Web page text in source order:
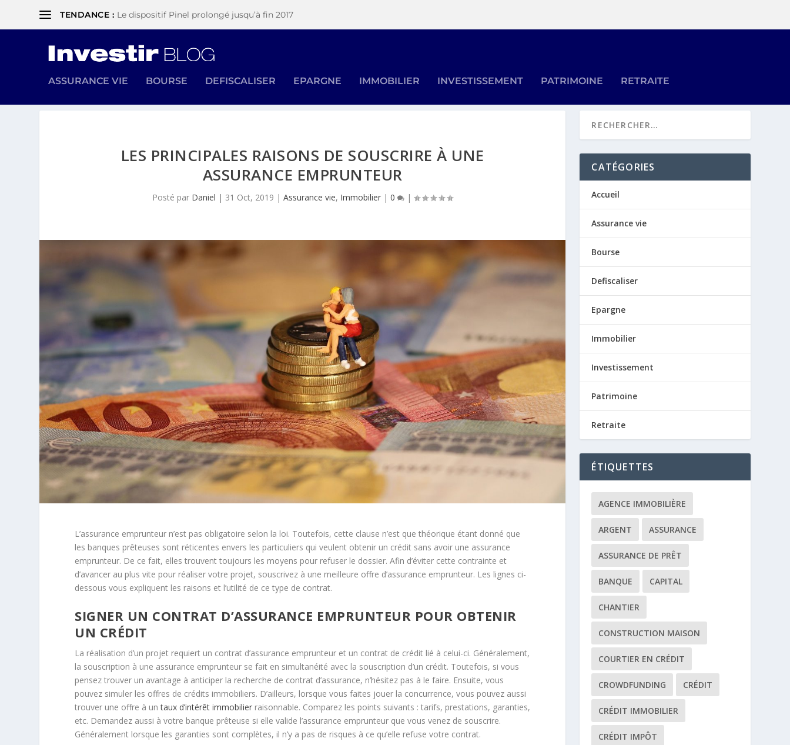
TENDANCE : Le dispositif Pinel prolongé jusqu’à fin 2017
ASSURANCE VIE BOURSE DEFISCALISER EPARGNE IMMOBILIER INVESTISSEMENT PATRIMOINE RETRAITE
LES PRINCIPALES RAISONS DE SOUSCRIRE À UNE
ASSURANCE EMPRUNTEUR
Posté par Daniel | 31 Oct, 2019 |Assurance vie, Immobilier |0 |
L’assurance emprunteur n’est pas obligatoire selon la loi. Toutefois, cette clause n’est que théorique étant donné que
les banques prêteuses sont réticentes envers les particuliers qui veulent obtenir un crédit sans avoir une assurance
emprunteur. De ce fait, elles trouvent toujours les moyens pour refuser le dossier. Afin d’éviter cette contrainte et
d’avancer au plus vite pour réaliser votre projet, souscrivez à une meilleure offre d’assurance emprunteur. Les lignes ci-
dessous vous expliquent les raisons et l’utilité de ce type de contrat.
SIGNER UN CONTRAT D’ASSURANCE EMPRUNTEUR POUR OBTENIR
UN CRÉDIT
La réalisation d’un projet requiert un contrat d’assurance emprunteur et un contrat de crédit lié à celui-ci. Généralement,
la souscription à une assurance emprunteur se fait en simultanéité avec la souscription d’un crédit. Toutefois, si vous
pensez trouver un avantage à anticiper la recherche de contrat d’assurance, n’hésitez pas à le faire. Ensuite, vous
pouvez simuler les offres de crédits immobiliers. D’ailleurs, lorsque vous faites jouer la concurrence, vous pouvez aussi
trouver une offre à untaux d’intérêt immobilier raisonnable. Comparez les points suivants : tarifs, prestations, garanties,
etc. Demandez aussi à votre banque prêteuse si elle valide l’assurance emprunteur que vous venez de souscrire.
Généralement lorsque les garanties sont complètes, il n’y a pas de risques à ce qu’elle refuse votre contrat.
CATÉGORIES
Accueil
Assurance vie
Bourse
Defiscaliser
Epargne
Immobilier
Investissement
Patrimoine
Retraite
ÉTIQUETTES
AGENCE IMMOBILIÈRE
ARGENT ASSURANCE
ASSURANCE DE PRÊT
BANQUE CAPITAL
CHANTIER
CONSTRUCTION MAISON
COURTIER EN CRÉDIT
CROWDFUNDING CRÉDIT
CRÉDIT IMMOBILIER
CRÉDIT IMPÔT